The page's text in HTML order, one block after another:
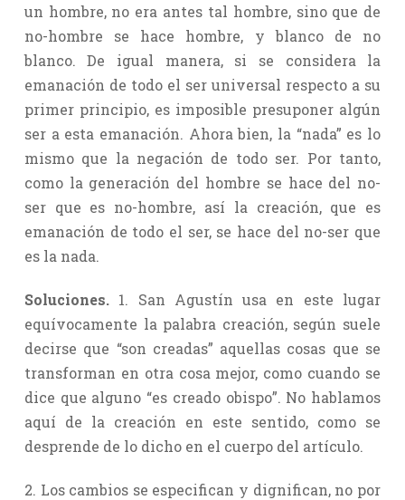
un hombre, no era antes tal hombre, sino que de
no-hombre se hace hombre, y blanco de no
blanco. De igual manera, si se considera la
emanación de todo el ser universal respecto a su
primer principio, es imposible presuponer algún
ser a esta emanación. Ahora bien, la “nada” es lo
mismo que la negación de todo ser. Por tanto,
como la generación del hombre se hace del no-
ser que es no-hombre, así la creación, que es
emanación de todo el ser, se hace del no-ser que
es la nada.
Soluciones.1. San Agustín usa en este lugar
equívocamente la palabra creación, según suele
decirse que “son creadas” aquellas cosas que se
transforman en otra cosa mejor, como cuando se
dice que alguno “es creado obispo”. No hablamos
aquí de la creación en este sentido, como se
desprende de lo dicho en el cuerpo del artículo.
2. Los cambios se especifican y dignifican, no por